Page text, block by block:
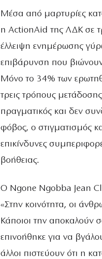
Μέσα από μαρτυρίες
η ActionAid της ΛΔΚ σε
έλλειψη ενημέρωσης
επιβάρυνση που βιώνουν
Μόνο το 34% των
τρεις τρόπους
πραγματικός και δεν
φόβος, ο στιγματισμός
επικίνδυνες
βοήθειας.
Ο Ngone Ngobba Jean
«Στην κοινότητα, οι
Κάποιοι την αποκαλούν
επινοήθηκε για να
άλλοι πιστεύουν ότι η